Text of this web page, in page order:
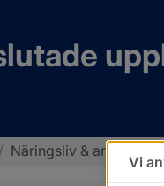
/ Näringsliv & arbete
Vi